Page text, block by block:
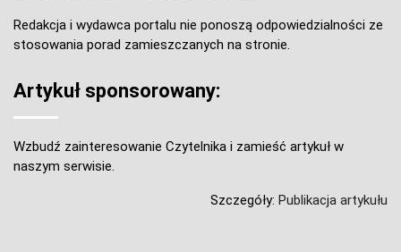
Redakcja i wydawca portalu nie ponoszą odpowiedzialności ze
stosowania porad zamieszczanych na stronie.
Artykuł sponsorowany:
Wzbudź zainteresowanie Czytelnika i zamieść artykuł w
naszym serwisie.
Szczegóły: Publikacja artykułu